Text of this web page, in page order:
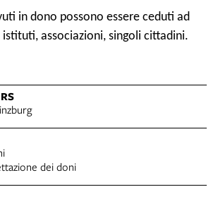
in dono possono essere ceduti ad
associazioni, singoli cittadini.
dei doni